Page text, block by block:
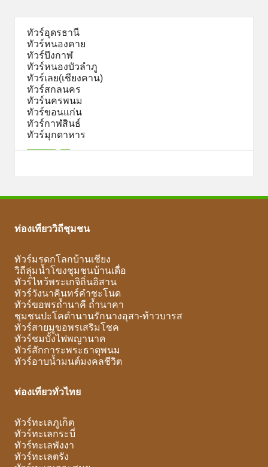
ทัวร์อุดรธานี
ทัวร์หนองคาย
ทัวร์บึงกาฬ
ทัวร์หนองบัวลำภู
ทัวร์เลย(เชียงคาน)
ทัวร์สกลนคร
ทัวร์นครพนม
ทัวร์ขอนแก่น
ทัวร์กาฬสินธ์
ทัวร์มุกดาหาร
ท่องเที่ยววิถีชุมชน
ทัวร์มรดกโลกบ้านเชียง
วิถีลุ่มน้ำโขงชุมชนบ้านเดื่อ
ทัวร์ไหว้พระเกจิถิ่นอิสาน
ทัวร์วังนาคินทร์คำชะโนด
ทัวร์ขอพรถ้ำนาคี ถ้ำนาคา
ชุมชนปะโคตำนานรักนางอุสา-ท้าวบารส
ทัวร์สายมูขอพรเสริมโชค
ทัวร์ชมบั้งไฟพญานาค
ทัวร์สักการะพระธาตุพนม
ทัวร์อาบน้ำมนต์มงคลชีวิต
ท่องเที่ยวทั่วไทย
ทัวร์ทะเลภูเก็ต
ทัวร์ทะเลกระบี่
ทัวร์ทะเลพังงา
ทัวร์ทะเลตรัง